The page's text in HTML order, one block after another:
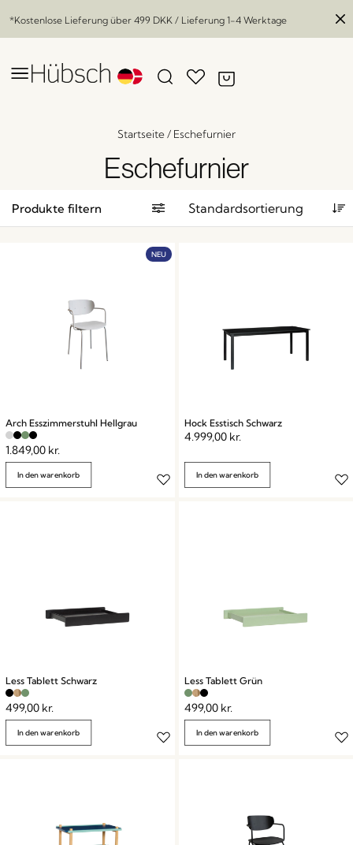
*Kostenlose Lieferung über 499 DKK / Lieferung 1-4 Werktage
Startseite/ Eschefurnier
Eschefurnier
Produkte filtern
NEU
Arch Esszimmerstuhl Hellgrau
1.849,00 kr.
In den warenkorb
Hock Esstisch Schwarz
4.999,00 kr.
In den warenkorb
Less Tablett Schwarz
499,00 kr.
In den warenkorb
Less Tablett Grün
499,00 kr.
In den warenkorb